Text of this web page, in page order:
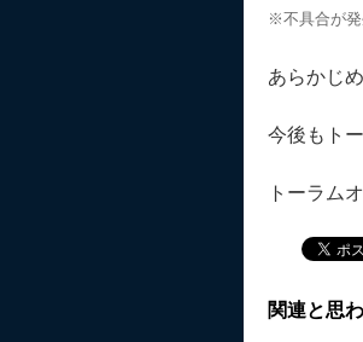
※不具合が発
あらかじ
今後もト
トーラム
関連と思